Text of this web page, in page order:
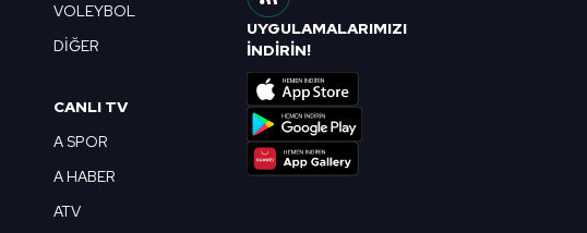
VOLEYBOL
DİĞER
CANLI TV
A SPOR
A HABER
ATV
UYGULAMALARIMIZI
İNDİRİN!